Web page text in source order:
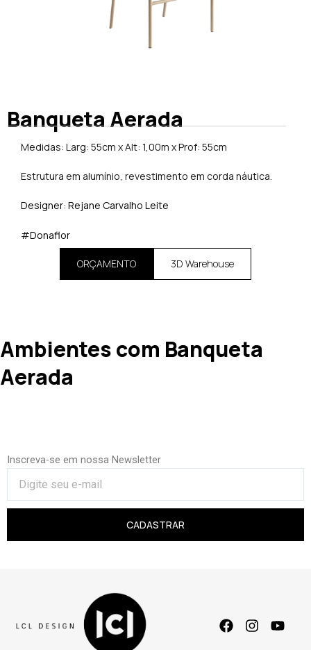
Banqueta Aerada
Medidas: Larg: 55cm x Alt: 1,00m x Prof: 55cm
Estrutura em alumínio, revestimento em corda náutica.
Designer: Rejane Carvalho Leite
#Donaflor
ORÇAMENTO 3D Warehouse
Ambientes com Banqueta
Aerada
Inscreva-se em nossa Newsletter
CADASTRAR